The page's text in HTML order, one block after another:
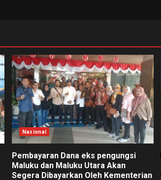
Nasional
Pembayaran Dana eks pengungsi
Maluku dan Maluku Utara Akan
Segera Dibayarkan Oleh Kementerian